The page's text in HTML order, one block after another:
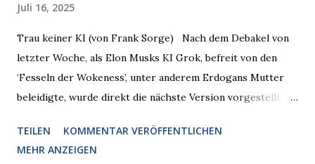
Juli 16, 2025
Trau keiner KI (von Frank Sorge) Nach dem Debakel von
letzter Woche, als Elon Musks KI Grok, befreit von den
‘Fesseln der Wokeness’, unter anderem Erdogans Mutter
beleidigte, wurde direkt die nächste Version vorgestellt,
radikalisierte, weil sie ohnehin kurz vor dem Austausch
stand. Das ist sogar recht logisch, aber nicht, um den
TEILEN
KOMMENTAR VERÖFFENTLICHEN
MEHR ANZEIGEN